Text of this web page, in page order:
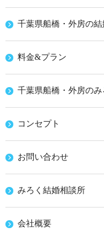
千葉県船橋・外房の
料金&プラン
千葉県船橋・外房の
コンセプト
お問い合わせ
みろく結婚相談所
会社概要